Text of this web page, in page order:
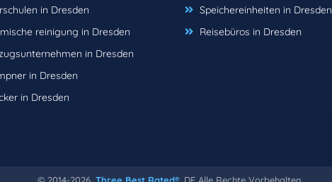
in Dresden
reinigung in Dresden
in Dresden
in Dresden
in Dresden
Speichereinheiten in Dresden
Reisebüros in Dresden